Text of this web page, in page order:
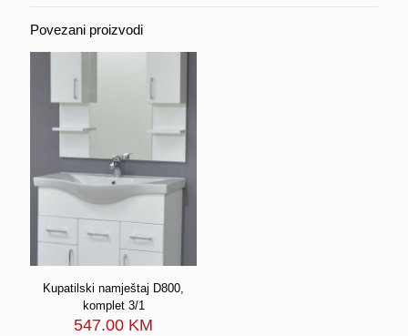
Povezani proizvodi
Kupatilski namještaj D800,
komplet 3/1
547.00 KM